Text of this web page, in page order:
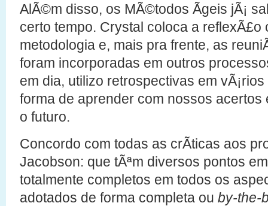
AlÃ©m disso, os MÃ©todos Ãgeis jÃ¡
certo tempo. Crystal coloca a
metodologia e, mais pra frente, as
foram incorporadas em outros
em dia, utilizo retrospectivas em
forma de aprender com nossos
o futuro.
Concordo com todas as crÃ­ticas aos
Jacobson: que tÃªm diversos pontos
totalmente completos em todos os
adotados de forma completa ou by-the-